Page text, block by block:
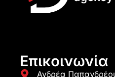
Επικοινωνία
Ανδρέα